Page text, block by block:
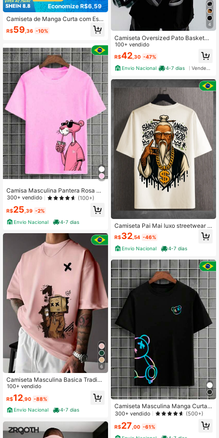
Economize R$6,59
Camiseta de Manga Curta com Esta
mpa de Rosa Gótica Escura para Ho
mens | Adequada para Uso no Verã
ndo a Moda
R$59 ,36 -10%
Camisa Masculina Pantera Rosa Ba
síca Streetwear Lançamento
300+ vendido (100+)
R$25 ,39 -2%
Envio Nacional
4-7 dias
6
Camiseta Masculina Basica Tradici
onal Adulto Casual StreetWear Algo
dão Premium Moda Good Person H
omen Caixa Menino Papelão Sacol
a Cartoon
100+ vendido
R$12 ,90 -88%
Envio Nacional
4-7 dias
4
Camiseta Oversized Pato Baskete
Street Rap Unissex DTF ref4519
100+ vendido
R$42 ,30 -47%
Envio Nacional
4-7 dias
Camiseta Pai Mai luxo streetwear T
-shirt Moda Unissex
R$32 ,54 -46%
Envio Nacional
4-7 dias
Camiseta Masculina Manga Curta
Urso Algodão Unissex Plus Size Ver
300+ vendido (500+)
R$27 ,00 -61%